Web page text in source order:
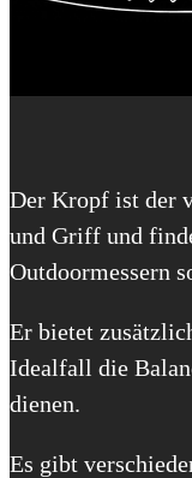
Der Kropf ist der
und Griff und
Outdoormessern
Er bietet
Idealfall die
dienen.
Es gibt